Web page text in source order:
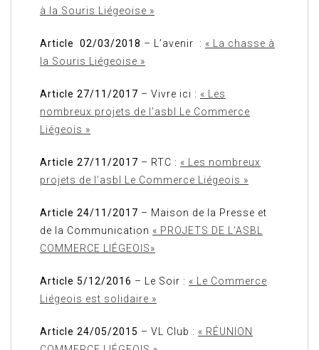
à la Souris Liégeoise »
Article 02/03/2018 – L’avenir : « La chasse à
la Souris Liégeoise »
Article 27/11/2017 – Vivre ici : « Les
nombreux projets de l’asbl Le Commerce
Liégeois »
Article 27/11/2017 – RTC : « Les nombreux
projets de l’asbl Le Commerce Liégeois »
Article 24/11/2017 – Maison de la Presse et
de la Communication « PROJETS DE L’ASBL
COMMERCE LIÉGEOIS»
Article 5/12/2016 – Le Soir : « Le Commerce
Liégeois est solidaire »
Article 24/05/2015 – VL Club : « RÉUNION